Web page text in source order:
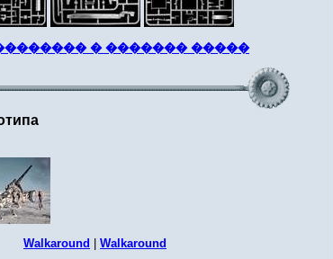
� ������� �����
Walkaround Walkaround